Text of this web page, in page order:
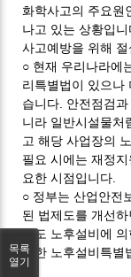
화학사고의 주요
나고 있는 상황입니
사고예방을 위해 절
○ 현재 우리나라에
리특별법이 있으나
습니다 안전점검
니라 일반시설물처
고 해당 사업장의
필요 시에는 재정
요한 시점입니다
○ 정부는 산업안전
된 법제도를 개선
에도 노후설비에
위한 노후설비특별
목록
열기